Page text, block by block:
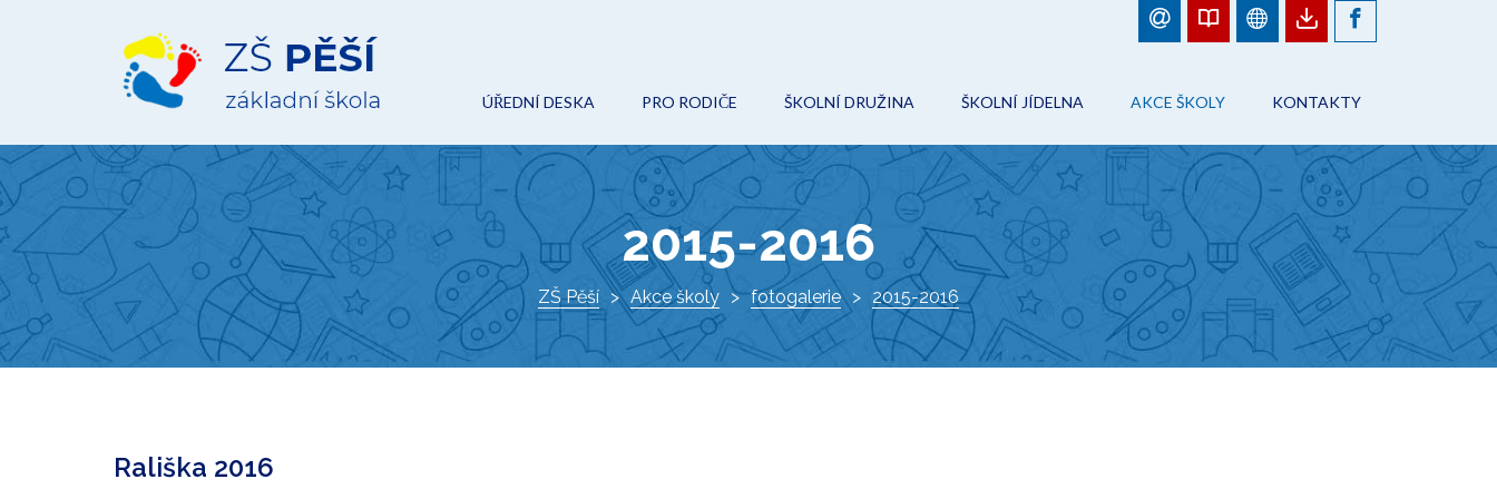
ZŠ
Pěší
ÚŘEDNÍ DESKA
POVINNÉ (VEŘEJNÉ) INFORMACE
ROZPOČET
VEŘEJNÉ ZAKÁZKY
PROJEKTY
DOKUMENTY
PRO RODIČE
ON-LINE VÝUKA
ŠKOLNÍ ŘÁD
ŠKOLSKÁ RADA
ZÁPIS DO 1. TŘÍDY
VÝCHOVNÝ PORADCE
ŠKOLNÍ DRUŽINA
AKCE
KROUŽKY
DOKUMENTY
KONTAKTY
ŠKOLNÍ JÍDELNA
OBJEDNÁVKY JÍDEL
ŘÁD ŠKOLNÍHO STRAVOVÁNÍ
INFORMACE
KONTAKTY
AKCE ŠKOLY
FOTOGALERIE
PLÁN AKCÍ
AKCE ŠKOLY
KONTAKTY
ŠKOLA
PRACOVNÍCI ŠKOLY
ŠKOLNÍ JÍDELNA
ŠKOLNÍ DRUŽINA
2015-2016
ZŠ Pěší Akce školy fotogalerie 2015-2016
Rališka 2016